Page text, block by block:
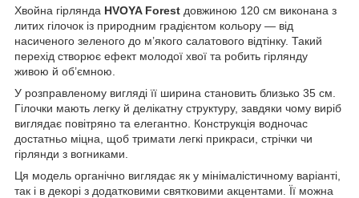
Хвойна гірлянда HVOYA Forest довжиною 120 см виконана з
литих гілочок із природним градієнтом кольору — від
насиченого зеленого до м’якого салатового відтінку. Такий
перехід створює ефект молодої хвої та робить гірлянду
живою й об’ємною.
У розправленому вигляді її ширина становить близько 35 см.
Гілочки мають легку й делікатну структуру, завдяки чому виріб
виглядає повітряно та елегантно. Конструкція водночас
достатньо міцна, щоб тримати легкі прикраси, стрічки чи
гірлянди з вогниками.
Ця модель органічно виглядає як у мінімалістичному варіанті,
так і в декорі з додатковими святковими акцентами. Її можна